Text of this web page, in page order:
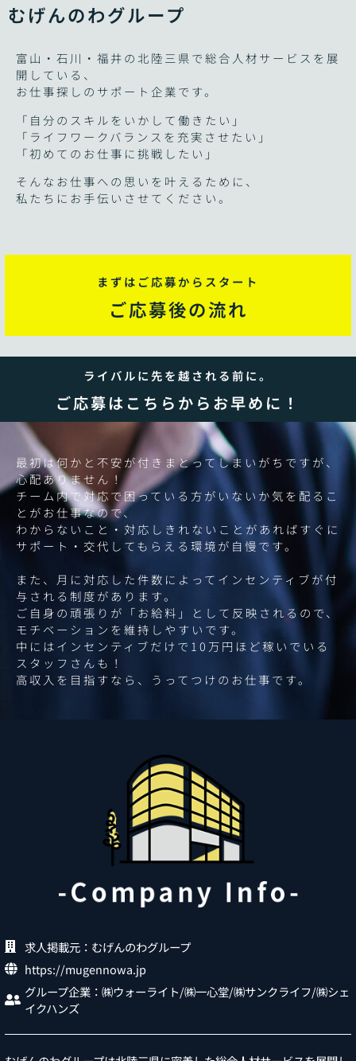
むげんのわグループ
富山・石川・福井の北陸三県で総合人材サービスを展
開している、
お仕事探しのサポート企業です。
「自分のスキルをいかして働きたい」
「ライフワークバランスを充実させたい」
「初めてのお仕事に挑戦したい」
そんなお仕事への思いを叶えるために、
私たちにお手伝いさせてください。
まずはご応募からスタート
ご応募後の流れ
ライバルに先を越される前に。
ご応募はこちらからお早めに！
最初は何かと不安が付きまとってしまいがちですが、
心配ありません！
チーム内で対応で困っている方がいないか気を配るこ
とがお仕事なので、
わからないこと・対応しきれないことがあればすぐに
サポート・交代してもらえる環境が自慢です。
また、月に対応した件数によってインセンティブが付
与される制度があります。
ご自身の頑張りが「お給料」として反映されるので、
モチベーションを維持しやすいです。
中にはインセンティブだけで10万円ほど稼いでいる
スタッフさんも！
高収入を目指すなら、うってつけのお仕事です。
求人掲載元：むげんのわグループ
https://mugennowa.jp
グループ企業：㈱ウォーライト/㈱一心堂/㈱サンクライフ/㈱シェ
イクハンズ